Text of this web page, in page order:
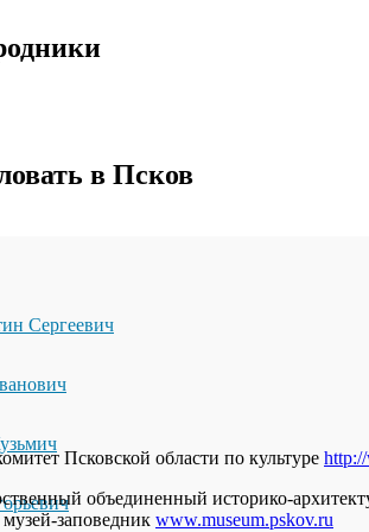
в Псков
Сергеевич
Псковской области по культуре
объединенный историко-
заповедник www.museum.pskov.ru